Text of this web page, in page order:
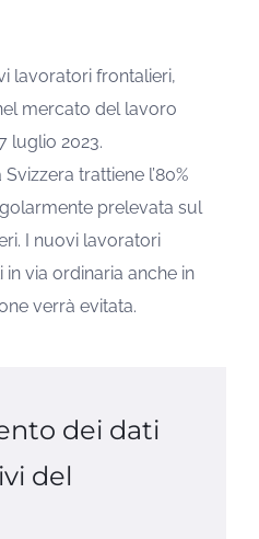
lavoratori frontalieri,
mercato del lavoro
luglio 2023.
trattiene l’80%
prelevata sul
I nuovi lavoratori
via ordinaria anche in
verrà evitata.
dei dati
del